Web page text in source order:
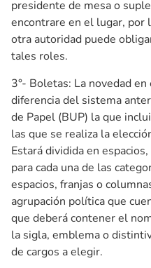
presidente de mesa o
encontrare en el lugar, por
otra autoridad puede
tales roles.
3°- Boletas: La novedad
diferencia del sistema
de Papel (BUP) la que
las que se realiza la
Estará dividida en
para cada una de las
espacios, franjas o
agrupación política que
que deberá contener el
la sigla, emblema o
de cargos a elegir.